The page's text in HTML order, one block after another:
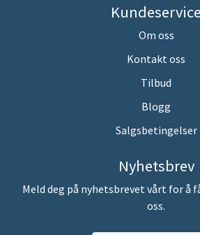
Kundeservice
Om oss
Kontakt oss
Tilbud
Blogg
Salgsbetingelser
Nyhetsbrev
Meld deg på nyhetsbrevet vårt for å
oss.